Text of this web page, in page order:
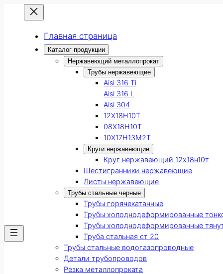
Главная страница
Каталог продукции
Нержавеющий металлопрокат
Трубы нержавеющие
Aisi 316 Ti
Aisi 316 L
Aisi 304
12Х18Н10Т
08Х18Н10Т
10Х17Н13М2Т
Круги нержавеющие
Круг нержавеющий 12х18н10т
Шестигранники нержавеющие
Листы нержавеющие
Трубы стальные черные
Трубы горячекатанные
Трубы холоднодеформированные
Трубы холоднодеформированные
Труба стальная ст 20
Трубы стальные водогазопроводные
Детали трубопроводов
Резка металлопроката